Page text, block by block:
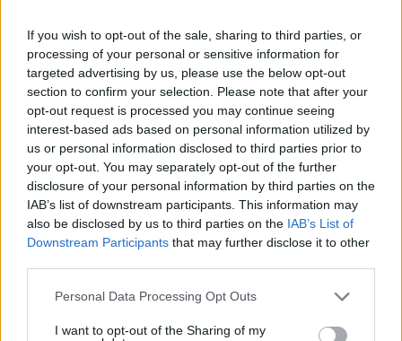
If you wish to opt-out of the sale, sharing to third parties, or
processing of your personal or sensitive information for
targeted advertising by us, please use the below opt-out
section to confirm your selection. Please note that after your
opt-out request is processed you may continue seeing
interest-based ads based on personal information utilized by
us or personal information disclosed to third parties prior to
your opt-out. You may separately opt-out of the further
disclosure of your personal information by third parties on the
IAB’s list of downstream participants. This information may
also be disclosed by us to third parties on the IAB’s List of
Downstream Participants that may further disclose it to other
Please note that this website/app uses one or more Google
not limited to your visit or usage behaviour. You may click to
Personal Data Processing Opt Outs
I want to opt-out of the Sharing of my